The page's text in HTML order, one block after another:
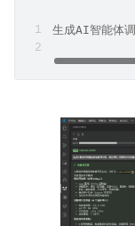
生成AI智能体